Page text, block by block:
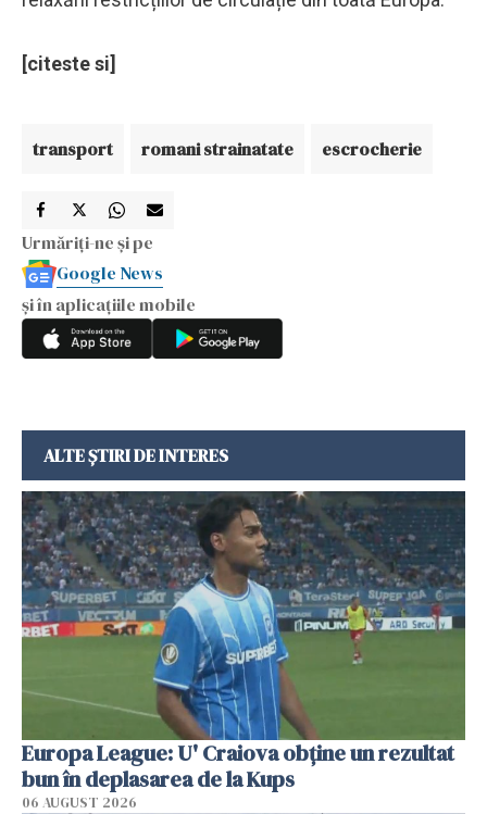
[citeste si]
transport romani strainatate escrocherie
Urmăriți-ne și pe
Google News
și în aplicațiile mobile
ALTE ȘTIRI DE INTERES
Europa League: U' Craiova obține un rezultat
bun în deplasarea de la Kups
06 AUGUST 2026